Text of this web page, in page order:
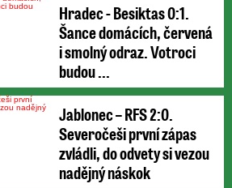
Hradec - Besiktas 0:1.
Šance domácích, červená
i smolný odraz. Votroci
budou ...
Jablonec – RFS 2:0.
Severočeši první zápas
zvládli, do odvety si vezou
nadějný náskok